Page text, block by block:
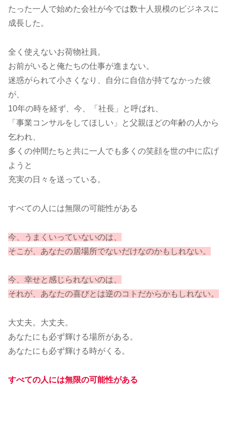
たった一人で始めた会社が今では数十人規模のビジネスに
成長した。
全く使えないお荷物社員。
お前がいると俺たちの仕事が進まない。
迷惑がられて小さくなり、自分に自信が持てなかった彼
が、
10年の時を経ず、今、「社長」と呼ばれ、
「事業コンサルをしてほしい」と父親ほどの年齢の人から
乞われ、
多くの仲間たちと共に一人でも多くの笑顔を世の中に広げ
ようと
充実の日々を送っている。
すべての人には無限の可能性がある
今、うまくいっていないのは、
そこが、あなたの居場所でないだけなのかもしれない。
今、幸せと感じられないのは、
それが、あなたの喜びとは逆のコトだからかもしれない。
大丈夫。大丈夫。
あなたにも必ず輝ける場所がある。
あなたにも必ず輝ける時がくる。
すべての人には無限の可能性がある